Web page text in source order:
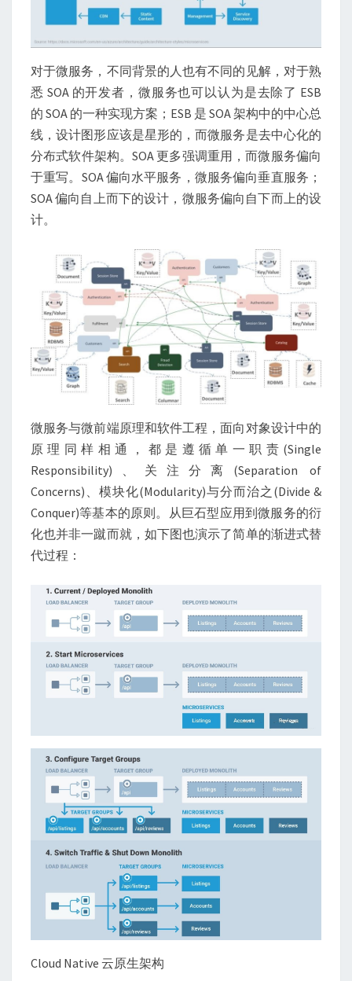
对于微服务，不同背景的人也有不同的见解，对于熟
悉 SOA 的开发者，微服务也可以认为是去除了 ESB
的 SOA 的一种实现方案；ESB 是 SOA 架构中的中心总
线，设计图形应该是星形的，而微服务是去中心化的
分布式软件架构。SOA 更多强调重用，而微服务偏向
于重写。SOA 偏向水平服务，微服务偏向垂直服务；
SOA 偏向自上而下的设计，微服务偏向自下而上的设
计。
微服务与微前端原理和软件工程，面向对象设计中的
原理同样相通，都是遵循单一职责(Single
Responsibility)、关注分离(Separation of
Concerns)、模块化(Modularity)与分而治之(Divide &
Conquer)等基本的原则。从巨石型应用到微服务的衍
化也并非一蹴而就，如下图也演示了简单的渐进式替
代过程：
Cloud Native 云原生架构